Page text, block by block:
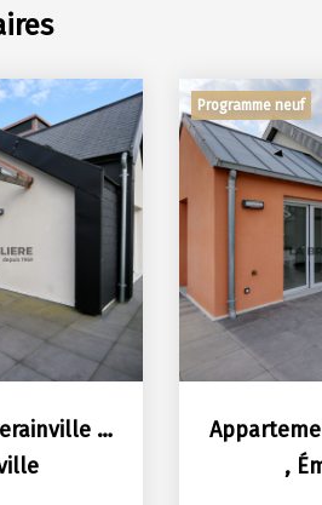
Appartement Emerainville 3 pièce(s) 63.67 m² + 2 Terrasses...
Programme neuf
,